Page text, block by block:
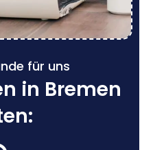
für uns
in Bremen